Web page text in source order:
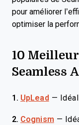
pour améliorer
optimiser la
10
Seamless
1. UpLead —
2. Cognism —